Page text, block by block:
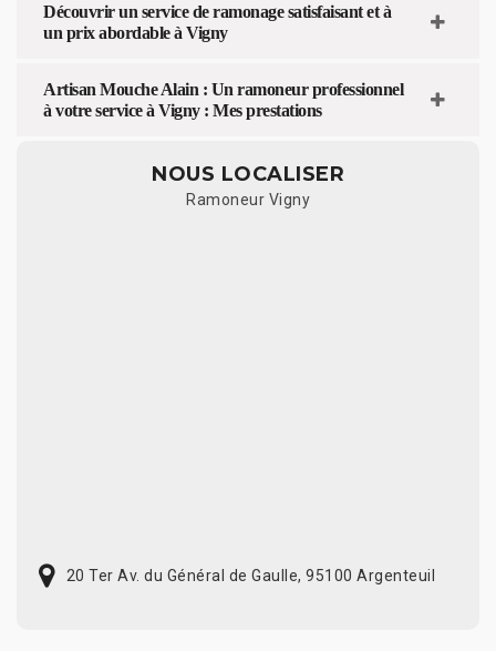
Découvrir un service de ramonage satisfaisant et à
un prix abordable à Vigny
Artisan Mouche Alain : Un ramoneur professionnel
à votre service à Vigny : Mes prestations
NOUS LOCALISER
Ramoneur Vigny
20 Ter Av. du Général de Gaulle, 95100 Argenteuil